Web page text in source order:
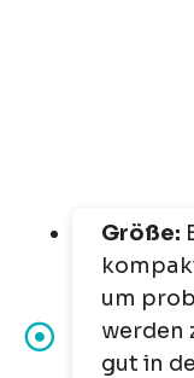
Größe:
um
werden
gut in